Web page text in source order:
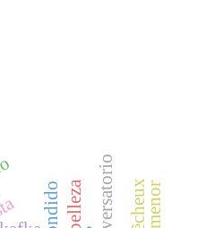
conversatorio
belleza